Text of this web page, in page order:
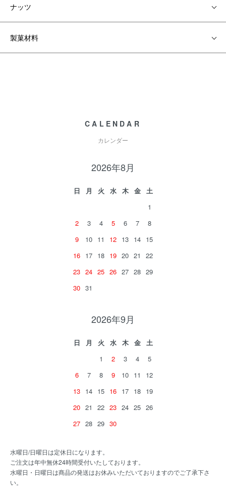
ナッツ
製菓材料
CALENDAR
カレンダー
2026年8月
日 月 火 水 木 金
土
1
2
3 4 5 6 7
8
9
10 11 12 13 14 15
16 17 18 19 20 21
22
23 24 25 26 27 28 29
30 31
2026年9月
日 月 火 水 木 金
土
1
2 3 4
5
6
7 8 9 10 11
12
13 14 15 16 17 18 19
20 21 22 23 24 25 26
27 28 29 30
水曜日/日曜日は定休日になります。
ご注文は年中無休24時間受付いたしております。
水曜日・日曜日は商品の発送はお休みいただいておりますのでご了承下さ
い。